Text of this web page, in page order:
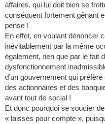
affaires, qui lui doit bien se
conséquent fortement gênant
pense !
En effet, en voulant dénoncer
inévitablement par la même
également, rien que par le fait
dysfonctionnement
d’un gouvernement qui
des actionnaires et des
avant tout de social !
Et donc pourquoi se soucier
« laissés pour compte »,